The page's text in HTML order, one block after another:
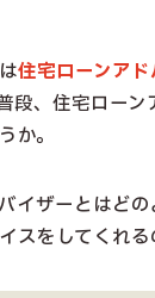
住宅ローンア
段、住宅ロー
か。
イザーとはど
スをしてくれる